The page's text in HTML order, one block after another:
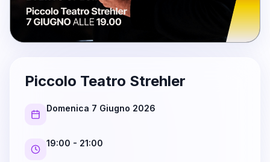
Piccolo Teatro Strehler
Domenica 7 Giugno 2026
19:00 - 21:00